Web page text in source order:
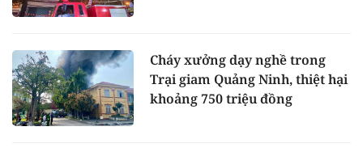
Cháy xưởng dạy nghề trong
Trại giam Quảng Ninh, thiệt hại
khoảng 750 triệu đồng